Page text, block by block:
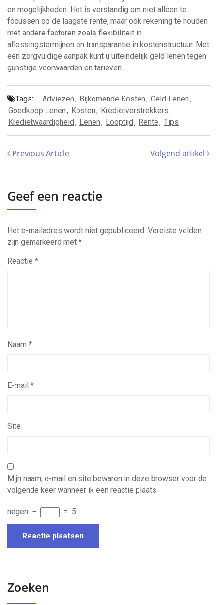
en mogelijkheden. Het is verstandig om niet alleen te
focussen op de laagste rente, maar ook rekening te houden
met andere factoren zoals flexibiliteit in
aflossingstermijnen en transparantie in kostenstructuur. Met
een zorgvuldige aanpak kunt u uiteindelijk geld lenen tegen
gunstige voorwaarden en tarieven.
Tags: Adviezen, Bijkomende Kosten, Geld Lenen,
Goedkoop Lenen, Kosten, Kredietverstrekkers,
Kredietwaardigheid, Lenen, Looptijd, Rente, Tips
Previous Article Volgend artikel
Geef een reactie
Het e-mailadres wordt niet gepubliceerd. Vereiste velden
zijn gemarkeerd met *
Reactie *
Naam *
E-mail *
Site
Mijn naam, e-mail en site bewaren in deze browser voor de
volgende keer wanneer ik een reactie plaats.
negen − = 5
Zoeken